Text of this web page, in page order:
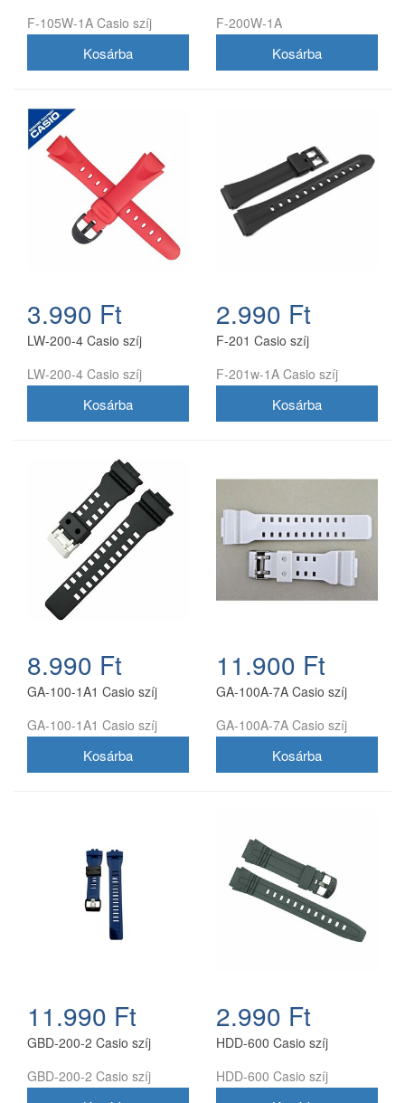
F-105W-1A Casio szíj
F-200W-1A
3.990 Ft
LW-200-4 Casio szíj
LW-200-4 Casio szíj
2.990 Ft
F-201 Casio szíj
F-201w-1A Casio szíj
8.990 Ft
GA-100-1A1 Casio szíj
GA-100-1A1 Casio szíj
11.900 Ft
GA-100A-7A Casio szíj
GA-100A-7A Casio szíj
11.990 Ft
GBD-200-2 Casio szíj
GBD-200-2 Casio szíj
2.990 Ft
HDD-600 Casio szíj
HDD-600 Casio szíj